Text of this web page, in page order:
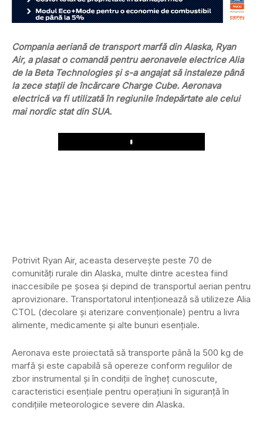
Compania aeriană de transport marfă din Alaska, Ryan
Air, a plasat o comandă pentru aeronavele electrice Alia
de la Beta Technologies și s-a angajat să instaleze până
la zece stații de încărcare Charge Cube. Aeronava
electrică va fi utilizată în regiunile îndepărtate ale celui
mai nordic stat din SUA.
Play
Potrivit Ryan Air, aceasta deservește peste 70 de
comunități rurale din Alaska, multe dintre acestea fiind
inaccesibile pe șosea și depind de transportul aerian pentru
aprovizionare. Transportatorul intenționează să utilizeze Alia
CTOL (decolare și aterizare convenționale) pentru a livra
alimente, medicamente și alte bunuri esențiale.
Aeronava este proiectată să transporte până la 500 kg de
marfă și este capabilă să opereze conform regulilor de
zbor instrumental și în condiții de îngheț cunoscute,
caracteristici esențiale pentru operațiuni în siguranță în
condițiile meteorologice severe din Alaska.